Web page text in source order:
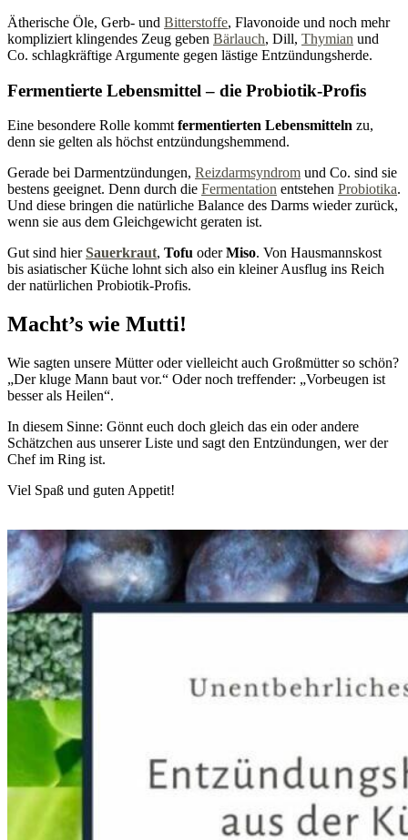
Ätherische Öle, Gerb- und Bitterstoffe, Flavonoide und noch mehr
kompliziert klingendes Zeug geben Bärlauch, Dill, Thymian und
Co. schlagkräftige Argumente gegen lästige Entzündungsherde.
Fermentierte Lebensmittel – die Probiotik-Profis
Eine besondere Rolle kommt fermentierten Lebensmitteln zu,
denn sie gelten als höchst entzündungshemmend.
Gerade bei Darmentzündungen, Reizdarmsyndrom und Co. sind sie
bestens geeignet. Denn durch die Fermentation entstehen Probiotika.
Und diese bringen die natürliche Balance des Darms wieder zurück,
wenn sie aus dem Gleichgewicht geraten ist.
Gut sind hierSauerkraut, Tofu oderMiso. Von Hausmannskost
bis asiatischer Küche lohnt sich also ein kleiner Ausflug ins Reich
der natürlichen Probiotik-Profis.
Macht’s wie Mutti!
Wie sagten unsere Mütter oder vielleicht auch Großmütter so schön?
„Der kluge Mann baut vor.“ Oder noch treffender: „Vorbeugen ist
besser als Heilen“.
In diesem Sinne: Gönnt euch doch gleich das ein oder andere
Schätzchen aus unserer Liste und sagt den Entzündungen, wer der
Chef im Ring ist.
Viel Spaß und guten Appetit!